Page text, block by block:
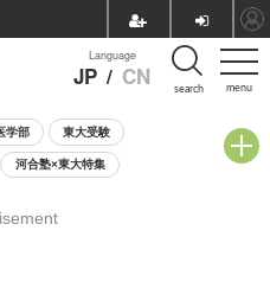
menu
Language
JP / CN search
学部 東大受験
河合塾×東大特集
明会・相談会